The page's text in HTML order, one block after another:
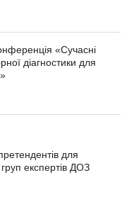
«Сучасні
діагностики для
для
експертів ДОЗ